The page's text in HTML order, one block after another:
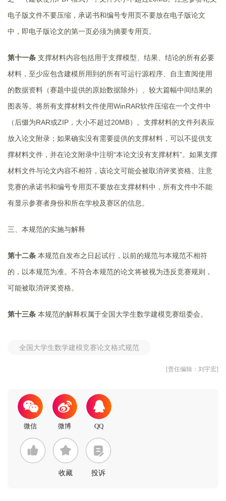
电子版文件不要压缩，承诺书和编号专用页不要放在电子版论文
中，即电子版论文的第一页必须为摘要专用页。
第十一条 支撑材料内容包括用于支撑模型、结果、结论的所有必要
材料，至少应包含建模所用到的所有可运行源程序、自主查阅使用
的数据资料（赛题中提供的原始数据除外）、较大篇幅中间结果的
图表等。将所有支撑材料文件使用WinRAR软件压缩在一个文件中
（后缀为RAR或ZIP，大小不超过20MB）。支撑材料的文件列表应
放入论文附录；如果确实没有需要提供的支撑材料，可以不提供支
撑材料文件，并在论文附录中注明“本论文没有支撑材料”。如果支撑
材料文件与论文内容不相符，该论文可能会被取消评奖资格。注意
竞赛的承诺书和编号专用页不要放在支撑材料中，所有文件中不能
有显示参赛者身份和所在学校及赛区的信息。
三、本规范的实施与解释
第十二条 本规范自发布之日起试行，以前的规范与本规范不相符
的，以本规范为准。不符合本规范的论文将被视为违反竞赛规则，
可能被取消评奖资格。
第十三条 本规范的解释权属于全国大学生数学建模竞赛组委会。
全国大学生数学建模竞赛论文格式规范
[责任编辑：刘宇宏]
收藏 投诉